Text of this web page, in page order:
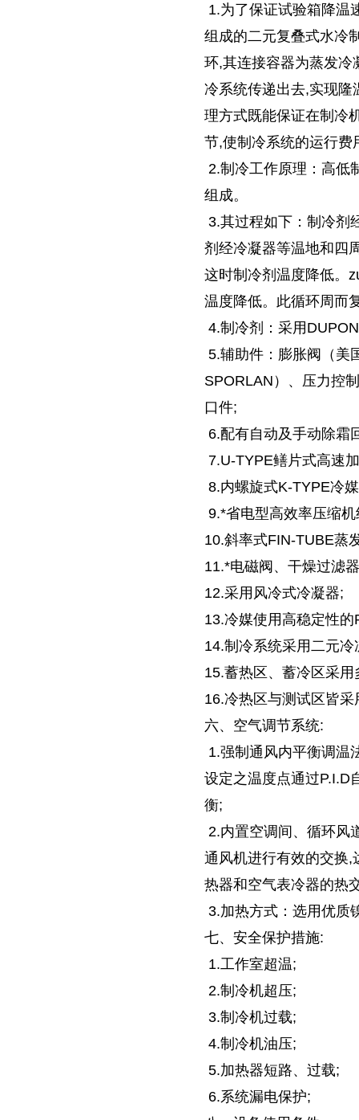
1.为了保证试验箱降温
组成的二元复叠式水冷
环,其连接容器为蒸发冷
冷系统传递出去,实现隆
理方式既能保证在制冷
节,使制冷系统的运行费
2.制冷工作原理：高低
组成。
3.其过程如下：制冷剂
剂经冷凝器等温地和四
这时制冷剂温度降低。
温度降低。此循环周而
4.制冷剂：采用
5.辅助件：膨胀阀（美
SPORLAN）、压力控
口件;
6.配有自动及手动除霜
7.U-TYPE鳝片式高速
8.内螺旋式K-TYPE冷
9.*省电型高效率压缩
10.斜率式FIN-TUBE蒸
11.*电磁阀、干燥过滤
12.采用风冷式冷凝器;
13.冷媒使用高稳定性
14.制冷系统采用二元
15.蓄热区、蓄冷区采
16.冷热区与测试区皆
六、空气调节系统:
1.强制通风内平衡调温
设定之温度点通过P.I.D
衡;
2.内置空调间、循环风
通风机进行有效的交换,
热器和空气表冷器的热
3.加热方式：选用优质
七、安全保护措施:
1.工作室超温;
2.制冷机超压;
3.制冷机过载;
4.制冷机油压;
5.加热器短路、过载;
6.系统漏电保护;